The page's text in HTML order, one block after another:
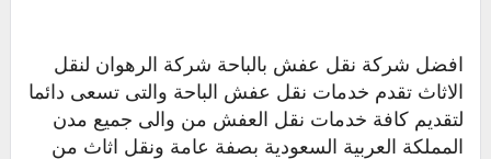
افضل شركة نقل عفش بالباحة شركة الرهوان لنقل
الاثاث تقدم خدمات نقل عفش الباحة والتى تسعى دائما
لتقديم كافة خدمات نقل العفش من والى جميع مدن
المملكة العربية السعودية بصفة عامة ونقل اثاث من